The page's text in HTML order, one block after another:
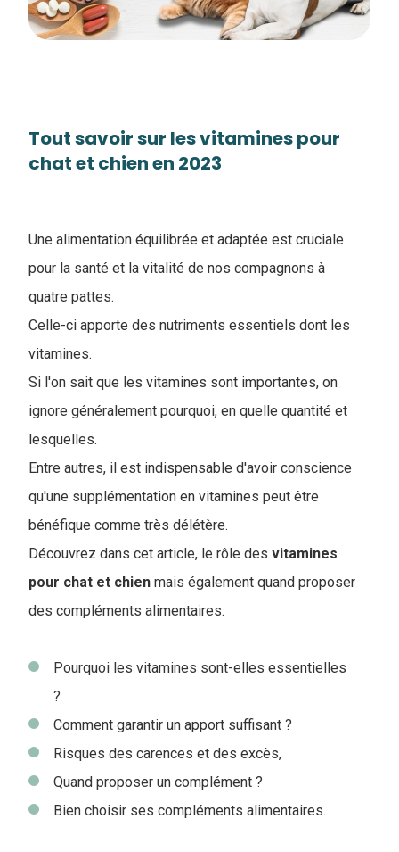
Tout savoir sur les vitamines pour
chat et chien en 2023
Une alimentation équilibrée et adaptée est cruciale
pour la santé et la vitalité de nos compagnons à
quatre pattes.
Celle-ci apporte des nutriments essentiels dont les
vitamines.
Si l'on sait que les vitamines sont importantes, on
ignore généralement pourquoi, en quelle quantité et
lesquelles.
Entre autres, il est indispensable d'avoir conscience
qu'une supplémentation en vitamines peut être
bénéfique comme très délétère.
Découvrez dans cet article, le rôle des vitamines
pour chat et chien mais également quand proposer
des compléments alimentaires.
Pourquoi les vitamines sont-elles essentielles
?
Comment garantir un apport suffisant ?
Risques des carences et des excès,
Quand proposer un complément ?
Bien choisir ses compléments alimentaires.